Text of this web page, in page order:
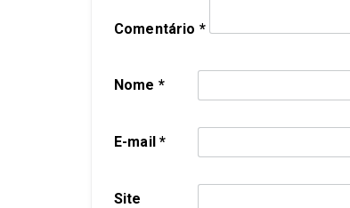
Comentário *
Nome *
E-mail*
Site